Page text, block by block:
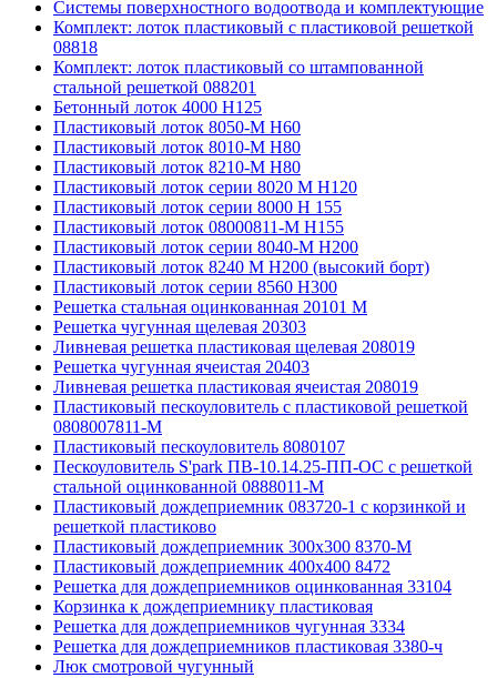
Системы поверхностного водоотвода и комплектующие
Комплект: лоток пластиковый с пластиковой решеткой
08818
Комплект: лоток пластиковый со штампованной
стальной решеткой 088201
Бетонный лоток 4000 Н125
Пластиковый лоток 8050-М H60
Пластиковый лоток 8010-М H80
Пластиковый лоток 8210-М H80
Пластиковый лоток серии 8020 М H120
Пластиковый лоток серии 8000 Н 155
Пластиковый лоток 08000811-М H155
Пластиковый лоток серии 8040-М H200
Пластиковый лоток 8240 M H200 (высокий борт)
Пластиковый лоток серии 8560 Н300
Решетка стальная оцинкованная 20101 М
Решетка чугунная щелевая 20303
Ливневая решетка пластиковая щелевая 208019
Решетка чугунная ячеистая 20403
Ливневая решетка пластиковая ячеистая 208019
Пластиковый пескоуловитель с пластиковой решеткой
0808007811-М
Пластиковый пескоуловитель 8080107
Пескоуловитель S'park ПВ-10.14.25-ПП-ОС с решеткой
стальной оцинкованной 0888011-М
Пластиковый дождеприемник 083720-1 c корзинкой и
решеткой пластиково
Пластиковый дождеприемник 300x300 8370-М
Пластиковый дождеприемник 400x400 8472
Решетка для дождеприемников оцинкованная 33104
Корзинка к дождеприемнику пластиковая
Решетка для дождеприемников чугунная 3334
Решетка для дождеприемников пластиковая 3380-ч
Люк смотровой чугунный